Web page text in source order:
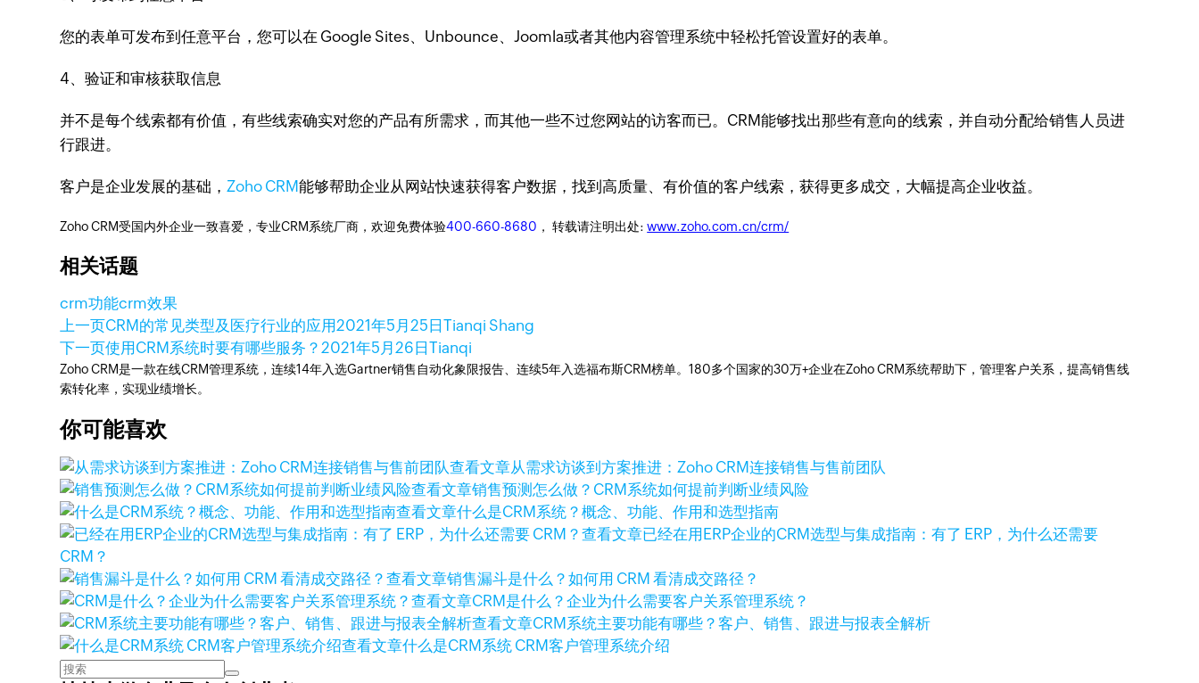
您的表单可发布到任意平台，您可以在 Google Sites、Unbounce、Joomla或者其他内容管理系统中轻松托管设置好的表单。
4、验证和审核获取信息
并不是每个线索都有价值，有些线索确实对您的产品有所需求，而其他一些不过您网站的访客而已。CRM能够找出那些有意向的线索，并自动分配给销售人员进
行跟进。
客户是企业发展的基础，Zoho CRM能够帮助企业从网站快速获得客户数据，找到高质量、有价值的客户线索，获得更多成交，大幅提高企业收益。
Zoho CRM受国内外企业一致喜爱，专业CRM系统厂商，欢迎免费体验400-660-8680 ， 转载请注明出处:www.zoho.com.cn/crm/
相关话题
crm功能crm效果
上一页CRM的常见类型及医疗行业的应用2021年5月25日Tianqi Shang
下一页使用CRM系统时要有哪些服务？2021年5月26日Tianqi
Zoho CRM是一款在线CRM管理系统，连续14年入选Gartner销售自动化象限报告、连续5年入选福布斯CRM榜单。180多个国家的30万+企业在Zoho CRM系统帮助下，管理客户关系，提高销售线
索转化率，实现业绩增长。
你可能喜欢
查看文章从需求访谈到方案推进：Zoho CRM连接销售与售前团队
查看文章销售预测怎么做？CRM系统如何提前判断业绩风险
查看文章什么是CRM系统？概念、功能、作用和选型指南
查看文章已经在用ERP企业的CRM选型与集成指南：有了 ERP，为什么还需要
CRM？
查看文章销售漏斗是什么？如何用 CRM 看清成交路径？
查看文章CRM是什么？企业为什么需要客户关系管理系统？
查看文章CRM系统主要功能有哪些？客户、销售、跟进与报表全解析
查看文章什么是CRM系统 CRM客户管理系统介绍